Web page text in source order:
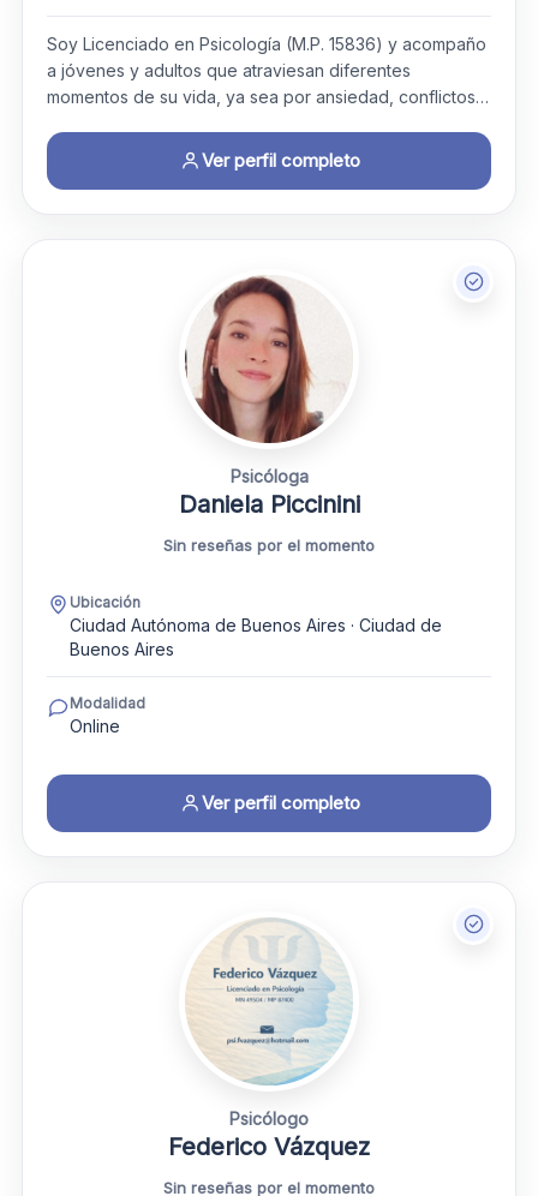
Soy Licenciado en Psicología (M.P. 15836) y acompaño
a jóvenes y adultos que atraviesan diferentes
momentos de su vida, ya sea por ansiedad, conflictos…
Ver perfil completo
Psicóloga
Daniela Piccinini
Sin reseñas por el momento
Ubicación
Ciudad Autónoma de Buenos Aires · Ciudad de
Buenos Aires
Modalidad
Online
Ver perfil completo
Psicólogo
Federico Vázquez
Sin reseñas por el momento